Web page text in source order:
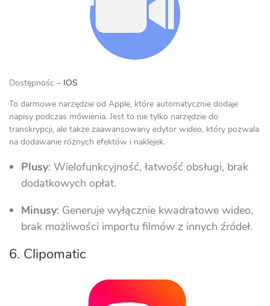
Dostępnośc – IOS
To darmowe narzędzie od Apple, które automatycznie dodaje
napisy podczas mówienia. Jest to nie tylko narzędzie do
transkrypcji, ale także zaawansowany edytor wideo, który pozwala
na dodawanie różnych efektów i naklejek.
Plusy: Wielofunkcyjność, łatwość obsługi, brak
dodatkowych opłat.
Minusy: Generuje wyłącznie kwadratowe wideo,
brak możliwości importu filmów z innych źródeł.
6. Clipomatic